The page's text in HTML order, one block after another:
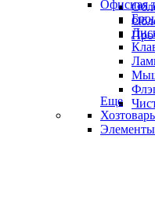
Офисная
Еще